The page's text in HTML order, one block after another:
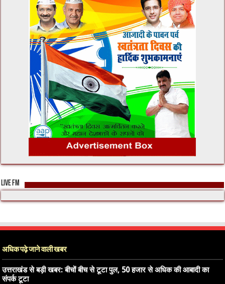
LIVE FM
अधिक पढ़े जाने वाली खबर
उत्तराखंड से बड़ी खबर: बीचों बीच से टूटा पुल, 50 हजार से अधिक की आबादी का
संपर्क टूटा